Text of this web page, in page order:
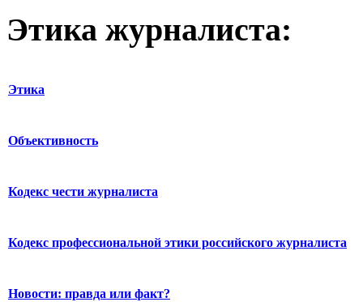
Этика журналиста:
Этика
Объективность
Кодекс чести журналиста
Кодекс профессиональной этики российского журналиста
Новости: правда или факт?